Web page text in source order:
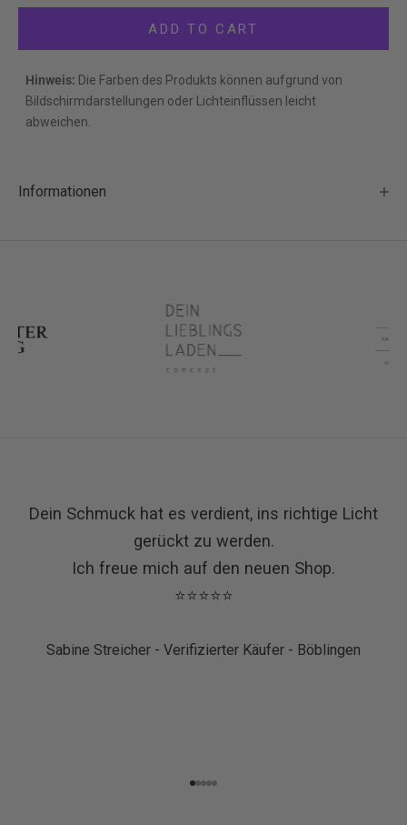
ADD TO CART
Hinweis: Die Farben des Produkts können aufgrund von
Bildschirmdarstellungen oder Lichteinflüssen leicht
abweichen.
Informationen
Dein Schmuck hat es verdient, ins richtige Licht
gerückt zu werden.
Ich freue mich auf den neuen Shop.
⭐⭐⭐⭐⭐
Sabine Streicher - Verifizierter Käufer - Böblingen
Go to item 1
Go to item 2
Go to item 3
Go to item 4
Go to item 5